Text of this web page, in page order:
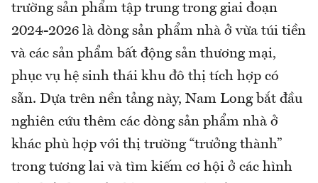
trường sản phẩm tập trung trong giai đoạn
2024-2026 là dòng sản phẩm nhà ở vừa túi tiền
và các sản phẩm bất động sản thương mại,
phục vụ hệ sinh thái khu đô thị tích hợp có
sẵn. Dựa trên nền tảng này, Nam Long bắt đầu
nghiên cứu thêm các dòng sản phẩm nhà ở
khác phù hợp với thị trường “trưởng thành”
trong tương lai và tìm kiếm cơ hội ở các hình